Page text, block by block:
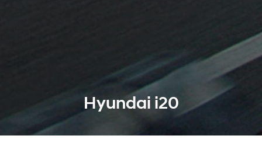
Hyundai i20